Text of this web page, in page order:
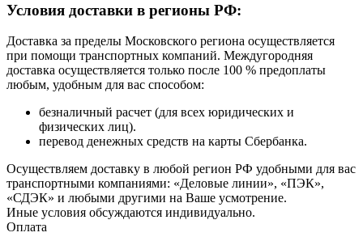
Условия доставки в регионы РФ:
Доставка за пределы Московского региона осуществляется
при помощи транспортных компаний. Междугородняя
доставка осуществляется только после 100 % предоплаты
любым, удобным для вас способом:
безналичный расчет (для всех юридических и
физических лиц).
перевод денежных средств на карты Сбербанка.
Осуществляем доставку в любой регион РФ удобными для вас
транспортными компаниями: «Деловые линии», «ПЭК»,
«СДЭК» и любыми другими на Ваше усмотрение.
Иные условия обсуждаются индивидуально.
Оплата